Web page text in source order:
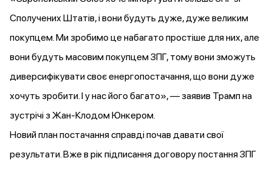
Сполучених Штатів, і вони будуть дуже, дуже великим
покупцем. Ми зробимо це набагато простіше для них, але
вони будуть масовим покупцем ЗПГ, тому вони зможуть
диверсифікувати своє енергопостачання, що вони дуже
хочуть зробити. І у нас його багато», — заявив Трамп на
зустрічі з Жан-Клодом Юнкером.
Новий план постачання справді почав давати свої
результати. Вже в рік підписання договору постання ЗПГ